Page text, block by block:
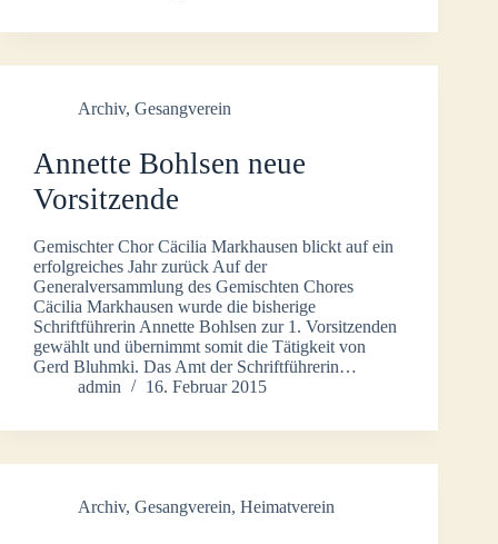
Archiv, Gesangverein
Annette Bohlsen neue
Vorsitzende
Gemischter Chor Cäcilia Markhausen blickt auf ein
erfolgreiches Jahr zurück Auf der
Generalversammlung des Gemischten Chores
Cäcilia Markhausen wurde die bisherige
Schriftführerin Annette Bohlsen zur 1. Vorsitzenden
gewählt und übernimmt somit die Tätigkeit von
Gerd Bluhmki. Das Amt der Schriftführerin…
admin
16. Februar 2015
Archiv, Gesangverein, Heimatverein